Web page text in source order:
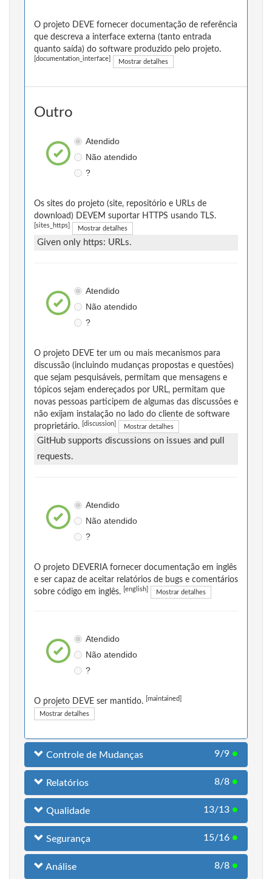
O projeto DEVE fornecer documentação de referência
que descreva a interface externa (tanto entrada
quanto saída) do software produzido pelo projeto.
[documentation_interface] Mostrar detalhes
Outro
Atendido
Não atendido
?
Os sites do projeto (site, repositório e URLs de
download) DEVEM suportar HTTPS usando TLS.
[sites_https] Mostrar detalhes
Given only https: URLs.
Atendido
Não atendido
?
O projeto DEVE ter um ou mais mecanismos para
discussão (incluindo mudanças propostas e questões)
que sejam pesquisáveis, permitam que mensagens e
tópicos sejam endereçados por URL, permitam que
novas pessoas participem de algumas das discussões e
não exijam instalação no lado do cliente de software
proprietário.
[discussion] Mostrar detalhes
GitHub supports discussions on issues and pull
requests.
Atendido
Não atendido
?
O projeto DEVERIA fornecer documentação em inglês
e ser capaz de aceitar relatórios de bugs e comentários
sobre código em inglês.
[english] Mostrar detalhes
Atendido
Não atendido
?
O projeto DEVE ser mantido. [maintained]
Mostrar detalhes
Controle de Mudanças 9/9 ●
Relatórios 8/8 ●
Qualidade 13/13 ●
Segurança 15/16 ●
Análise 8/8 ●